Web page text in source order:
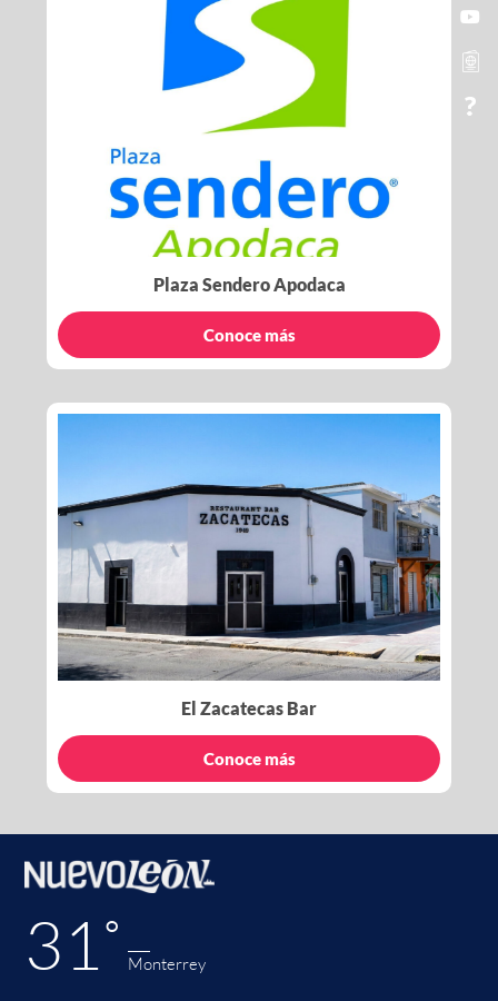
Plaza Sendero Apodaca
Conoce más
El Zacatecas Bar
Conoce más
31˚ Monterrey